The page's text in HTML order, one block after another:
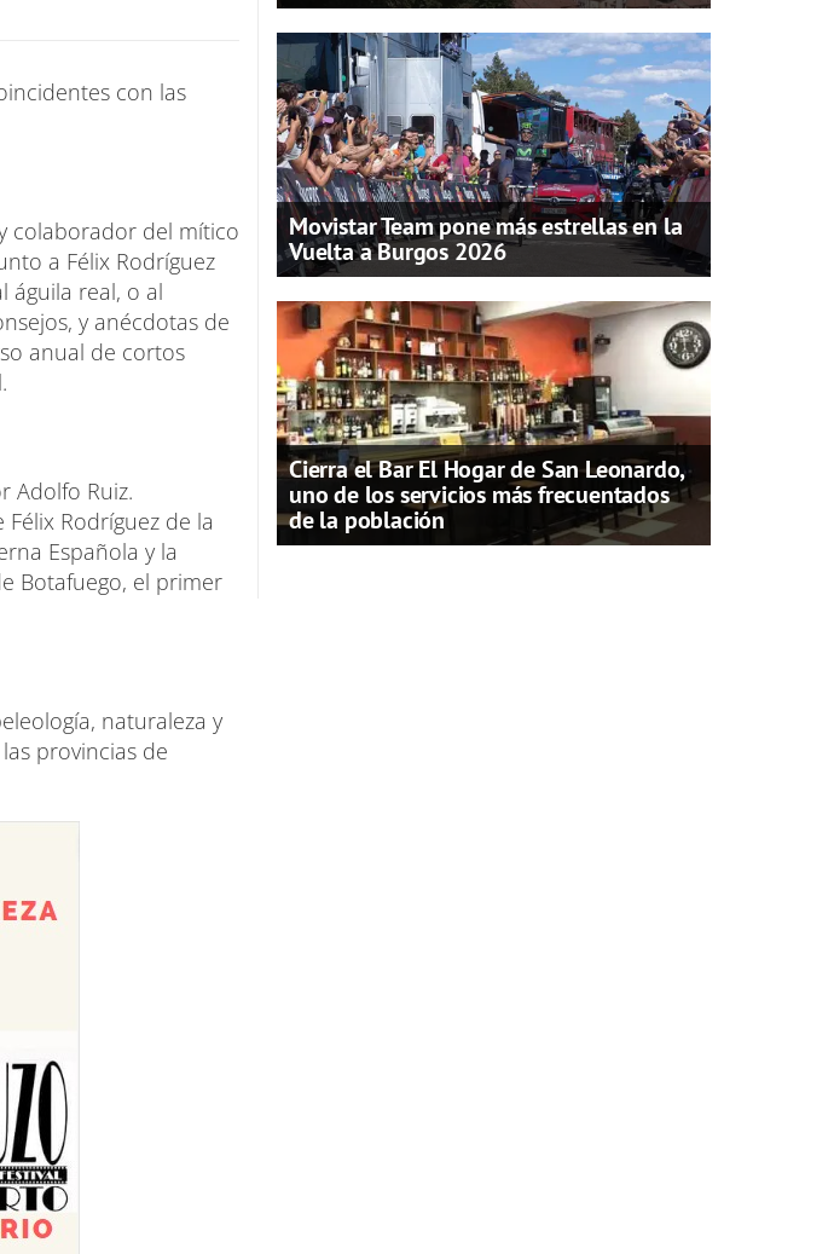
con las
colaborador del mítico
a Félix Rodríguez
águila real, o al
y anécdotas de
anual de cortos
Adolfo Ruiz.
Rodríguez de la
Española y la
Botafuego, el primer
naturaleza y
provincias de
Movistar Team pone más estrellas en la
Vuelta a Burgos 2026
Cierra el Bar El Hogar de San Leonardo,
uno de los servicios más frecuentados
de la población